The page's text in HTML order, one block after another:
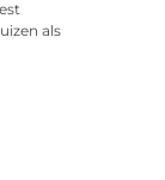
als